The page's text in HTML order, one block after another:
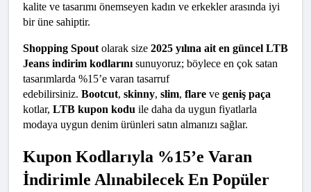
kalite ve tasarımı önemseyen kadın ve erkekler arasında iyi
bir üne sahiptir.
Shopping Spout olarak size 2025 yılına ait en güncel LTB
Jeans indirim kodlarını sunuyoruz; böylece en çok satan
tasarımlarda %15’e varan tasarruf
edebilirsiniz. Bootcut, skinny, slim, flare ve geniş paça
kotlar, LTB kupon kodu ile daha da uygun fiyatlarla
modaya uygun denim ürünleri satın almanızı sağlar.
Kupon Kodlarıyla %15’e Varan
İndirimle Alınabilecek En Popüler